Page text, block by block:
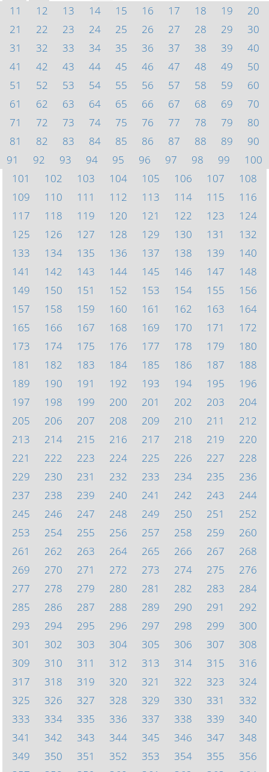
11
12 13 14 15 16 17 18 19
20
21
22 23 24 25 26 27 28 29
30
31
32 33 34 35 36 37 38 39
40
41
42 43 44 45 46 47 48 49
50
51
52 53 54 55 56 57 58 59
60
61
62 63 64 65 66 67 68 69
70
71
72 73 74 75 76 77 78 79
80
81
82 83 84 85 86 87 88 89
90
91
92 93 94 95 96 97 98 99
100
101
102 103 104 105 106 107
108
109
110 111 112 113 114 115
116
117
118 119 120 121 122 123
124
125
126 127 128 129 130 131
132
133
134 135 136 137 138 139
140
141
142 143 144 145 146 147
148
149
150 151 152 153 154 155
156
157
158 159 160 161 162 163
164
165
166 167 168 169 170 171
172
173
174 175 176 177 178 179
180
181
182 183 184 185 186 187
188
189
190 191 192 193 194 195
196
197
198 199 200 201 202 203
204
205
206 207 208 209 210 211
212
213
214 215 216 217 218 219
220
221
222 223 224 225 226 227
228
229
230 231 232 233 234 235
236
237
238 239 240 241 242 243
244
245
246 247 248 249 250 251
252
253
254 255 256 257 258 259
260
261
262 263 264 265 266 267
268
269
270 271 272 273 274 275
276
277
278 279 280 281 282 283
284
285
286 287 288 289 290 291
292
293
294 295 296 297 298 299
300
301
302 303 304 305 306 307
308
309
310 311 312 313 314 315
316
317
318 319 320 321 322 323
324
325
326 327 328 329 330 331
332
333
334 335 336 337 338 339
340
341
342 343 344 345 346 347
348
349
350 351 352 353 354 355
356